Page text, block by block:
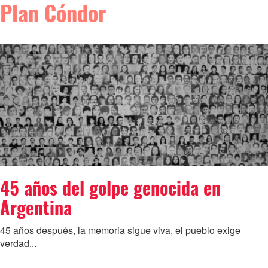
Plan Cóndor
45 años del golpe genocida en
Argentina
45 años después, la memoria sigue viva, el pueblo exige
verdad...